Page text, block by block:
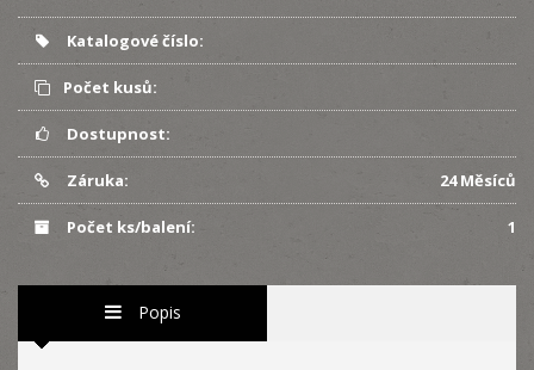
Katalogové číslo:
Počet kusů:
Dostupnost:
Záruka: 24 Měsíců
Počet ks/balení: 1
Popis